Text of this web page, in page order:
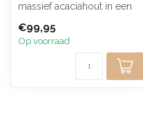
massief acaciahout in een
met 1 l...
€99,95
Op voorraad